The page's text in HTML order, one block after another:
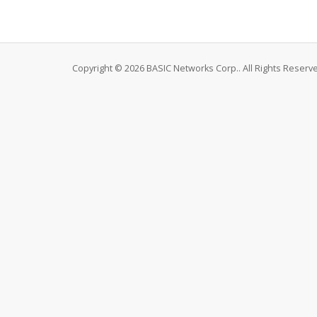
Copyright © 2026 BASIC Networks Corp.. All Rights